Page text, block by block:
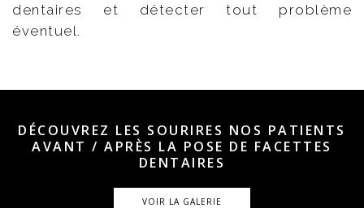
dentaires et détecter tout problème
éventuel.
DÉCOUVREZ LES SOURIRES NOS PATIENTS
AVANT / APRÈS LA POSE DE FACETTES
DENTAIRES
VOIR LA GALERIE